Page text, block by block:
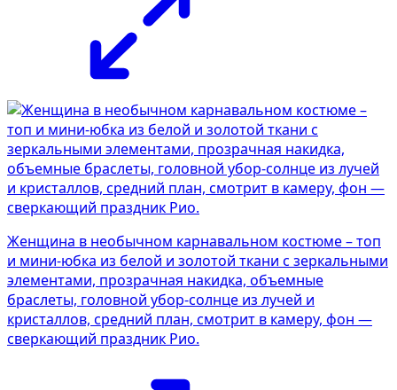
Женщина в необычном карнавальном костюме – топ
и мини-юбка из белой и золотой ткани с зеркальными
элементами, прозрачная накидка, объемные
браслеты, головной убор-солнце из лучей и
кристаллов, средний план, смотрит в камеру, фон —
сверкающий праздник Рио.